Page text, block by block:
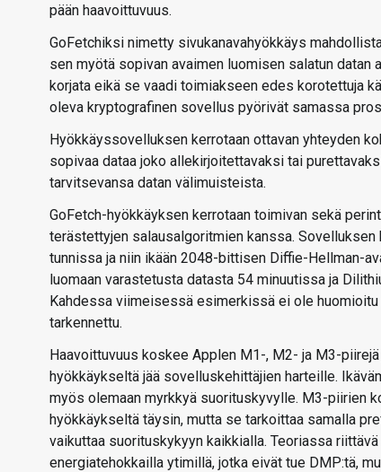
pään haavoittuvuus.
GoFetchiksi nimetty sivukanavahyökkäys
sen myötä sopivan avaimen luomisen salatun
korjata eikä se vaadi toimiakseen edes korotettuja
oleva kryptografinen sovellus pyörivät samassa
Hyökkäyssovelluksen kerrotaan ottavan yhteyden
sopivaa dataa joko allekirjoitettavaksi tai
tarvitsevansa datan välimuisteista.
GoFetch-hyökkäyksen kerrotaan toimivan sekä
terästettyjen salausalgoritmien kanssa.
tunnissa ja niin ikään 2048-bittisen Diffie-Hellman-
luomaan varastetusta datasta 54 minuutissa ja
Kahdessa viimeisessä esimerkissä ei ole huomioitu
tarkennettu.
Haavoittuvuus koskee Applen M1-, M2- ja M3-
hyökkäykseltä jää sovelluskehittäjien harteille.
myös olemaan myrkkyä suorituskyvylle. M3-piirien
hyökkäykseltä täysin, mutta se tarkoittaa samalla
vaikuttaa suorituskykyyn kaikkialla. Teoriassa
energiatehokkailla ytimillä, jotka eivät tue DMP:tä,